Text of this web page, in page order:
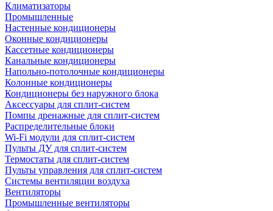
Климатизаторы
Промышленные
Настенные кондиционеры
Оконные кондиционеры
Кассетные кондиционеры
Канальные кондиционеры
Напольно-потолочные кондиционеры
Колонные кондиционеры
Кондиционеры без наружного блока
Аксессуары для сплит-систем
Помпы дренажные для сплит-систем
Распределительные блоки
Wi-Fi модули для сплит-систем
Пульты ДУ для сплит-систем
Термостаты для сплит-систем
Пульты управления для сплит-систем
Системы вентиляции воздуха
Вентиляторы
Промышленные вентиляторы